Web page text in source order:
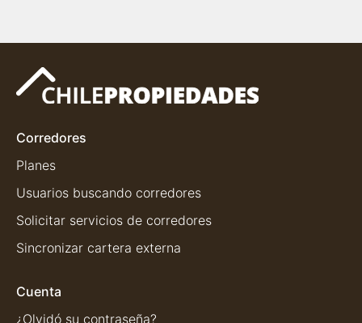
Corredores
Planes
Usuarios buscando corredores
Solicitar servicios de corredores
Sincronizar cartera externa
Cuenta
¿Olvidó su contraseña?